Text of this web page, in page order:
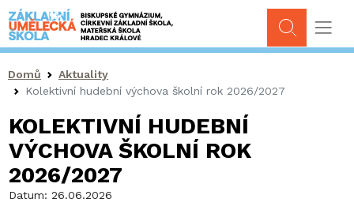
Drobečková navigace
Domů
Aktuality
Kolektivní hudební výchova školní rok 2026/2027
KOLEKTIVNÍ HUDEBNÍ
VÝCHOVA ŠKOLNÍ ROK
2026/2027
Datum: 26.06.2026